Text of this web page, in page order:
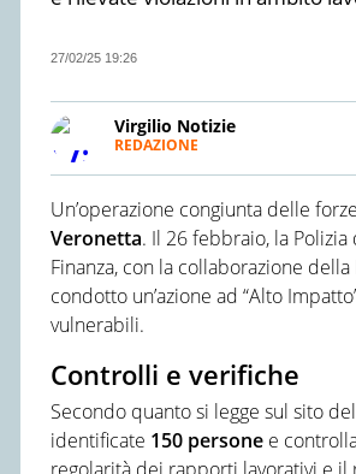
27/02/25 19:26
Virgilio Notizie
REDAZIONE
l'attualità che fa notizia,
da un team di giornalisti tutti
semplice e diretto rendere
Un’operazione congiunta delle
Veronetta. Il 26 febbraio, la
Finanza, con la collaborazione
condotto un’azione ad “Alto
vulnerabili.
Controlli e verifiche
Secondo quanto si legge sul sito
identificate 150 persone e
regolarità dei rapporti lavorativi e